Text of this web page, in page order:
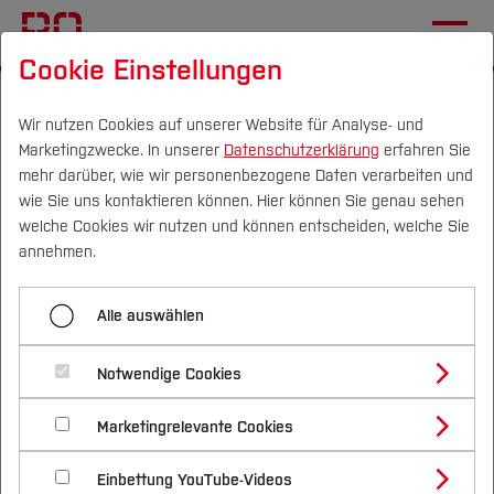
Campus Personen DE|EN Quicklinks
Studium
Studienangebote
Bachelorstudiengänge
Masterstudiengänge
Vor dem Studium
Bewerben & Einschreiben
Bewerbungsportal
Im Studium
Studienbüros und Prüfungen
Nach dem Studium
Forschung & Transfer
Profil
Forschungs- und Transferprofil
Schwerpunkte (FuT)
Beratung & Förderung
Nachhaltigkeit
Nachhaltigkeit studieren
International
Masterstudiengänge
Tim Wrütz
Cookie Einstellungen
Wir nutzen Cookies auf unserer Website für Analyse- und
Marketingzwecke. In unserer Datenschutzerklärung erfahren Sie
mehr darüber, wie wir personenbezogene Daten verarbeiten und
wie Sie uns kontaktieren können. Hier können Sie genau sehen
welche Cookies wir nutzen und können entscheiden, welche Sie
annehmen.
Alle auswählen
Notwendige Cookies
Marketingrelevante Cookies
Einbettung YouTube-Videos